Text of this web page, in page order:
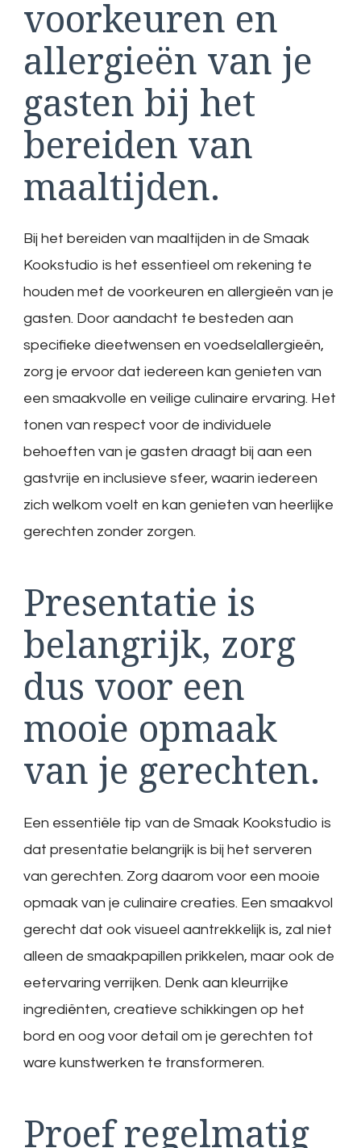
voorkeuren en
allergieën van je
gasten bij het
bereiden van
maaltijden.
Bij het bereiden van maaltijden in de Smaak
Kookstudio is het essentieel om rekening te
houden met de voorkeuren en allergieën van je
gasten. Door aandacht te besteden aan
specifieke dieetwensen en voedselallergieën,
zorg je ervoor dat iedereen kan genieten van
een smaakvolle en veilige culinaire ervaring. Het
tonen van respect voor de individuele
behoeften van je gasten draagt bij aan een
gastvrije en inclusieve sfeer, waarin iedereen
zich welkom voelt en kan genieten van heerlijke
gerechten zonder zorgen.
Presentatie is
belangrijk, zorg
dus voor een
mooie opmaak
van je gerechten.
Een essentiële tip van de Smaak Kookstudio is
dat presentatie belangrijk is bij het serveren
van gerechten. Zorg daarom voor een mooie
opmaak van je culinaire creaties. Een smaakvol
gerecht dat ook visueel aantrekkelijk is, zal niet
alleen de smaakpapillen prikkelen, maar ook de
eetervaring verrijken. Denk aan kleurrijke
ingrediënten, creatieve schikkingen op het
bord en oog voor detail om je gerechten tot
ware kunstwerken te transformeren.
Proef regelmatig